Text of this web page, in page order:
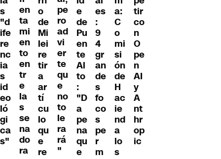
s
"d
ife
re
nc
ia
s
id
eo
ló
gi
ca
s"
en
ta
mi
en
to
en
tr
e
la
s
se
na
do
ra
o
de
Mi
lei
re
tir
a
ar
tí
cu
lo
qu
e
re
pe
ro
ad
vi
er
te
qu
e
no
to
le
ra
rá
"
e
de
Pu
en
te
Al
to
:
"D
a
pe
na
qu
e
es
:
9
4
gr
an
de
s
fo
co
s
pe
r
m
a:
C
o
mi
si
ón
de
H
ac
ie
nd
a
lo
s
tir
co
n
O
pe
n
AI
y
A
nt
hr
op
ic